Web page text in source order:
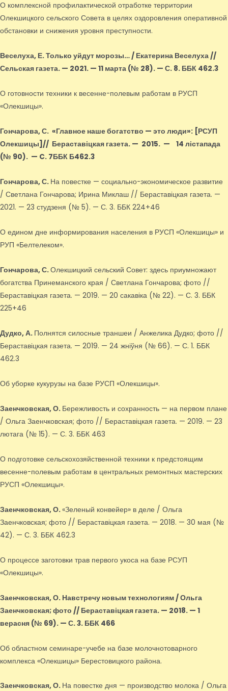
О комплексной профилактической отработке территории
Олекшицкого сельского Совета в целях оздоровления оперативной
обстановки и снижения уровня преступности.
Веселуха, Е.Только уйдут морозы… / Екатерина Веселуха //
Сельская газета. — 2021. — 11 марта (№ 28). — С. 8. ББК 462.3
О готовности техники к весенне-полевым работам в РУСП
«Олекшицы».
Гончарова, С. «Главное наше богатство — это люди»: [РСУП
Олекшицы] // Бераставіцкая газета. — 2015. — 14 лістапада
(№ 90). — C. 7ББК Б462.3
Гончарова, С. На повестке — социально-экономическое развитие
/ Светлана Гончарова; Ирина Миклаш // Бераставіцкая газета. —
2021. — 23 студзеня (№ 5). — С. 3. ББК 224+46
О едином дне информирования населения в РУСП «Олекшицы» и
РУП «Белтелеком».
Гончарова, С.Олекшицкий сельский Совет: здесь приумножают
богатства Принеманского края / Светлана Гончарова; фото //
Бераставіцкая газета. — 2019. — 20 сакавіка (№ 22). — С. 3. ББК
225+46
Дудко, А. Полнятся силосные траншеи / Анжелика Дудко; фото //
Бераставіцкая газета. — 2019. — 24 жніўня (№ 66). — С. 1. ББК
462.3
Об уборке кукурузы на базе РУСП «Олекшицы».
Заенчковская, О. Бережливость и сохранность — на первом плане
/ Ольга Заенчковская; фото // Бераставіцкая газета. — 2019. — 23
лютага (№ 15). — С. 3. ББК 463
О подготовке сельскохозяйственной техники к предстоящим
весенне-полевым работам в центральных ремонтных мастерских
РУСП «Олекшицы».
Заенчковская, О.«Зеленый конвейер» в деле / Ольга
Заенчковская; фото // Бераставіцкая газета. — 2018. — 30 мая (№
42). — С. 3. ББК 462.3
О процессе заготовки трав первого укоса на базе РСУП
«Олекшицы».
Заенчковская, О. Навстречу новым технологиям / Ольга
Заенчковская; фото // Бераставіцкая газета. — 2018. — 1
верасня (№ 69). — С. 3. ББК 466
Об областном семинаре-учебе на базе молочнотоварного
комплекса «Олекшицы» Берестовицкого района.
Заенчковская, О. На повестке дня — производство молока / Ольга